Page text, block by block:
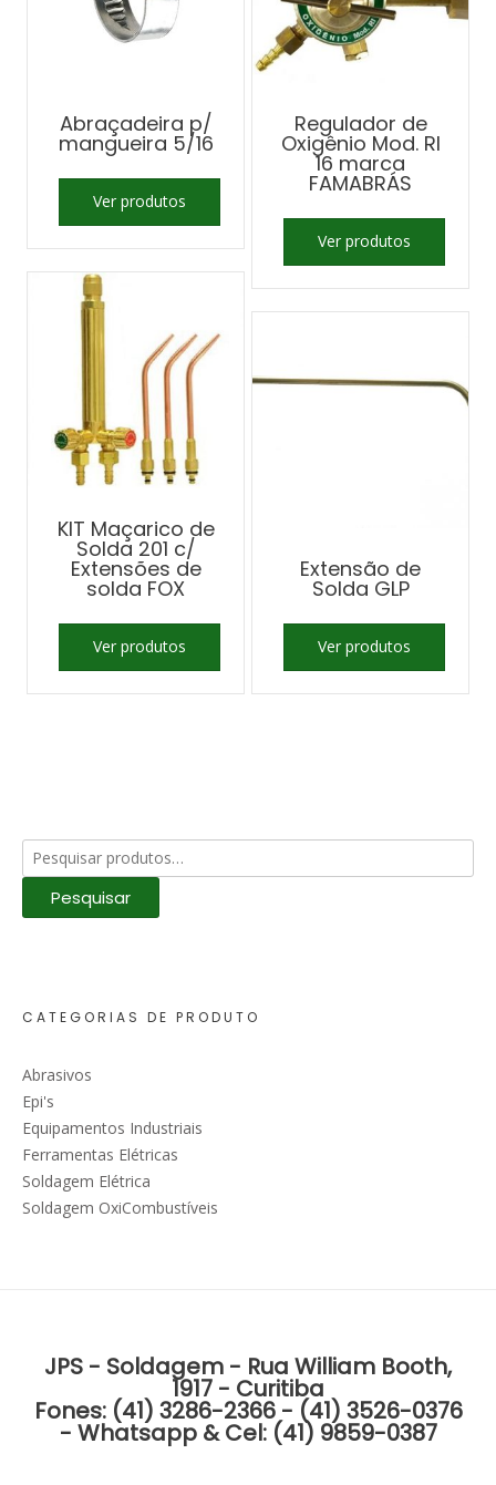
Abraçadeira p/
mangueira 5/16
Ver produtos
Regulador de
Oxigênio Mod. RI
16 marca
FAMABRÁS
Ver produtos
KIT Maçarico de
Solda 201 c/
Extensões de
solda FOX
Ver produtos
Extensão de
Solda GLP
Ver produtos
Pesquisar
por:
Pesquisar
CATEGORIAS DE PRODUTO
Abrasivos
Epi's
Equipamentos Industriais
Ferramentas Elétricas
Soldagem Elétrica
Soldagem OxiCombustíveis
JPS - Soldagem - Rua William Booth,
1917 - Curitiba
Fones: (41) 3286-2366 - (41) 3526-0376
- Whatsapp & Cel: (41) 9859-0387